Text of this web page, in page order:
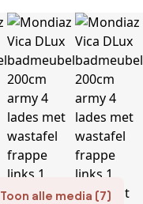
Toon alle media (7)